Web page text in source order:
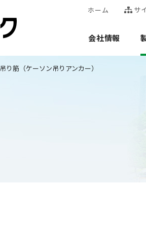
ホーム サ
会社情報
吊り筋（ケーソン吊りアンカー）